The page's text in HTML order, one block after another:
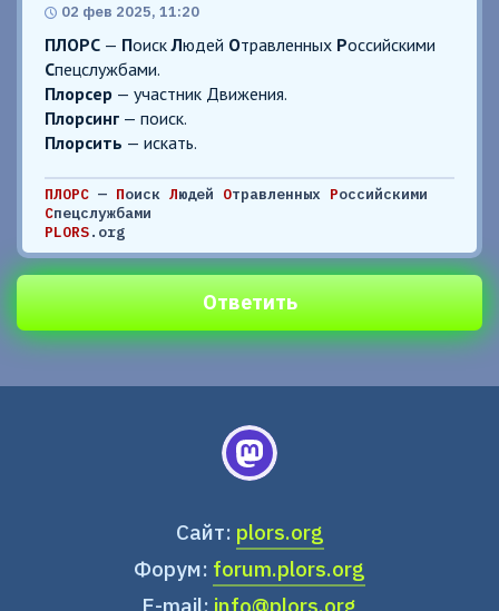
02 фев 2025, 11:20
ПЛОРС — ПоискЛюдей Отравленных Российскими
Спецслужбами.
Плорсер — участник Движения.
Плорсинг — поиск.
Плорсить — искать.
ПЛОРС — Поиск Людей Отравленных Российскими
Спецслужбами
PLORS.org
Ответить
Сайт: plors.org
Форум: forum.plors.org
E-mail: info@plors.org